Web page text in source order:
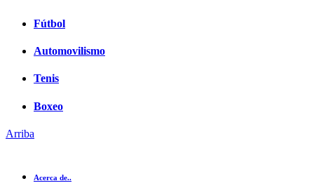
Fútbol
Automovilismo
Tenis
Boxeo
Arriba
Acerca de..